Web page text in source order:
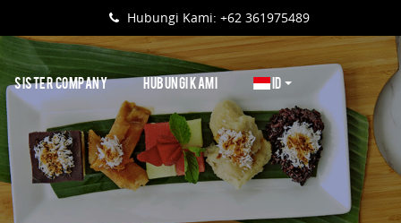
Hubungi Kami: +62 361975489
SISTER COMPANY HUBUNGI KAMI ID